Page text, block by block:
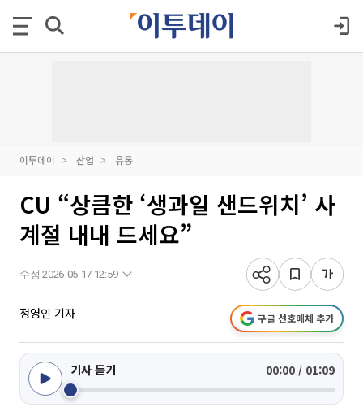
이투데이 산업 유통
CU “상큼한 ‘생과일 샌드위치’ 사
계절 내내 드세요”
수정 2026-05-17 12:59
정영인 기자 구글 선호매체 추가
기사 듣기 00:00 / 01:09